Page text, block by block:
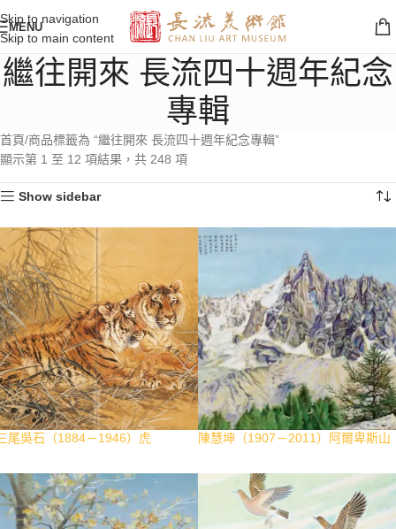
Skip to navigation
Skip to main content
MENU
繼往開來 長流四十週年紀念
專輯
首頁 商品標籤為 “繼往開來 長流四十週年紀念專輯”
顯示第 1 至 12 項結果，共 248 項
Show sidebar
尾吳石（1884－1946）虎 陳慧坤（1907－2011）阿爾卑斯山